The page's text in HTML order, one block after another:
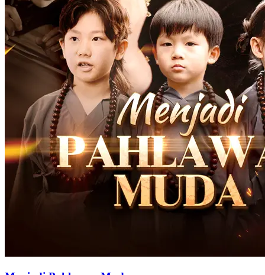
Putera Kecil: Strategi Purba dalam Dunia Moden
61 Episodes
Seorang putera mahkota dari Dinasti Selatan yang berusia seribu
tahun, akibat kemalangan ketika mabuk, mendapati jiwanya
berpindah ke tubuh seorang budak lelaki enam tahun dari keluarga
Nan di zaman moden. Terhumban ke dunia yang sama sekali asing,
dia bukan sahaja perlu menyesuaikan diri dengan kehidupan
kontemporari, malah terpaksa mengharungi dinamik keluarga
barunya yang rumit - pakcik-pakcik yang saling bersengketa,
sepupu-sepupu yang dipenuhi iri hati - semuanya menariknya ke
dalam perebutan kuasa yang tidak kelihatan. Namun, dengan
kebijaksanaan melebihi usianya, ketenangan yang tidak berbelah
bahagi, serta bakat luar biasa dalam puisi dan strategi, bekas putera
yang mahir dalam intrik istana ini dengan licin menyelesaikan krisis
dalam setiap konflik keluarga. Dengan bijak mengimbangi kuasa-
kuasa yang bercanggah sambil menyembunyikan kepintarannya di
sebalik keluguan kanak-kanak, akhirnya dia berjaya mengukuhkan
Pertarungan PewarisanFantasiTempat kerja